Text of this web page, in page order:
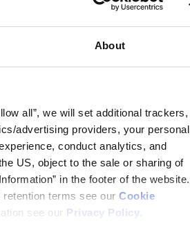
About
all”, we will set additional trackers,
advertising providers, your personal
conduct analytics, and
US, object to the sale or sharing of
in the footer of the website.
terms see our Cookie
see our Privacy Policy